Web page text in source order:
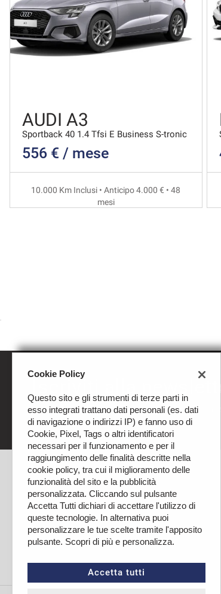
AUDI A3
Sportback 40 1.4 Tfsi E Business S-tronic
556 € / mese
10.000 Km Inclusi • Anticipo 4.000 € • 48
mesi
Iscriviti alla
Compila il modulo sottostante per iscriverti
nostre novità.
Cookie Policy
Questo sito e gli strumenti di terze parti in
esso integrati trattano dati personali (es. dati
di navigazione o indirizzi IP) e fanno uso di
Cookie, Pixel, Tags o altri identificatori
necessari per il funzionamento e per il
raggiungimento delle finalità descritte nella
cookie policy, tra cui il miglioramento delle
funzionalità del sito e la pubblicità
personalizzata. Cliccando sul pulsante
Accetta Tutti dichiari di accettare l'utilizzo di
queste tecnologie. In alternativa puoi
personalizzare le tue scelte tramite l'apposito
pulsante. Scopri di più e personalizza.
Accetta tutti
Leggi
cookie